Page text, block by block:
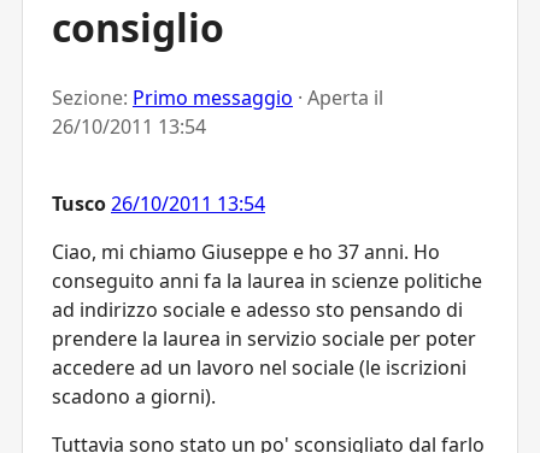
consiglio
Sezione: Primo messaggio · Aperta il
26/10/2011 13:54
Tusco26/10/2011 13:54
Ciao, mi chiamo Giuseppe e ho 37 anni. Ho
conseguito anni fa la laurea in scienze politiche
ad indirizzo sociale e adesso sto pensando di
prendere la laurea in servizio sociale per poter
accedere ad un lavoro nel sociale (le iscrizioni
scadono a giorni).
Tuttavia sono stato un po' sconsigliato dal farlo